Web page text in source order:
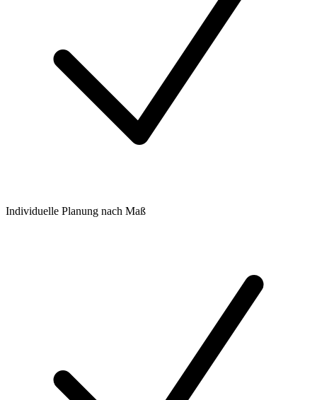
Individuelle Planung nach Maß